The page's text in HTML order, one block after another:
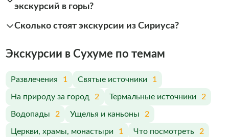
экскурсий в горы?
Сколько стоят экскурсии из Сириуса?
Экскурсии в Сухуме по темам
Развлечения 1 Святые источники 1
На природу за город 2 Термальные источники 2
Водопады 2 Ущелья и каньоны 2
Церкви, храмы, монастыри 1 Что посмотреть 2